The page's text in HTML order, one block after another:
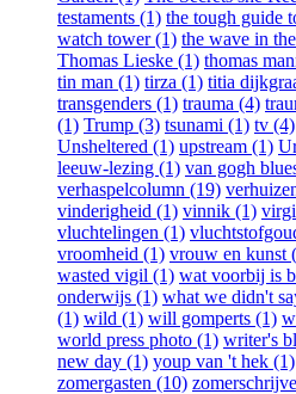
testaments (1) the tough guide
watch tower (1) the wave in
Thomas Lieske (1) thomas
tin man (1) tirza (1) titia
transgenders (1) trauma (4)
(1) Trump (3) tsunami (1) tv (4)
Unsheltered (1) upstream (1)
leeuw-lezing (1) van gogh
verhaspelcolumn (19)
vinderigheid (1) vinnik (1)
vluchtelingen (1)
vroomheid (1) vrouw en kunst
wasted vigil (1) wat voorbij is
onderwijs (1) what we didn't
(1) wild (1) will gomperts (1)
world press photo (1) writer's
new day (1) youp van 't hek (1)
zomergasten (10)